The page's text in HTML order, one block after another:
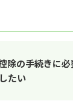
除の手続きに
たい